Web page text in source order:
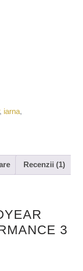
GRIP
, iarna,
Recenzii (1)
3